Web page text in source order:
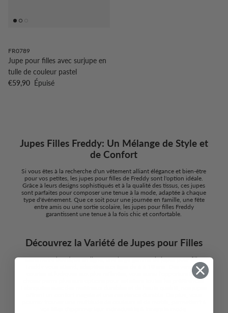
FR0789
Jupe pour filles avec surjupe en
tulle de couleur pastel
Prix habituel
€59,90 Épuisé
Jupes Filles Freddy: Un Mélange de Style et
de Confort
Si vous êtes à la recherche d'un vêtement alliant élégance et bien-être
pour vos petites, les jupes pour filles de Freddy sont l'option idéale.
Grâce à leurs designs sophistiqués et à la qualité des tissus, ces jupes
sont parfaites pour composer une tenue à la mode, adaptée à chaque
type d'événement. Que ce soit pour une journée en famille, une fête
entre amis ou une sortie scolaire, les jupes pour filles Freddy
garantissent une tenue à la fois chic et confortable.
Découvrez la Variété de Jupes pour Filles
Dans notre boutique en ligne, une large gamme de jupes pour filles
Freddy vous attend, adaptées aux âges de 6 à 18 ans. Des versions
courtes et ludiques aux plus raffinées, vous aurez l'opportunité de
choisir parmi plusieurs options pour satisfaire toutes les préférences.